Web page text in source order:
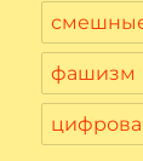
фашизм